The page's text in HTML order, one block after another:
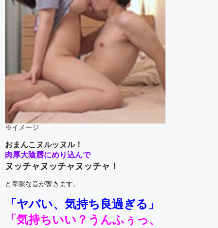
※イメージ
おまんこヌルッヌル！
肉厚大陰唇にめり込んで
ヌッチャヌッチャヌッチャ！
と卑猥な音が響きます。
「ヤバい、気持ち良過ぎる」
「気持ちいい？うんふぅっ、